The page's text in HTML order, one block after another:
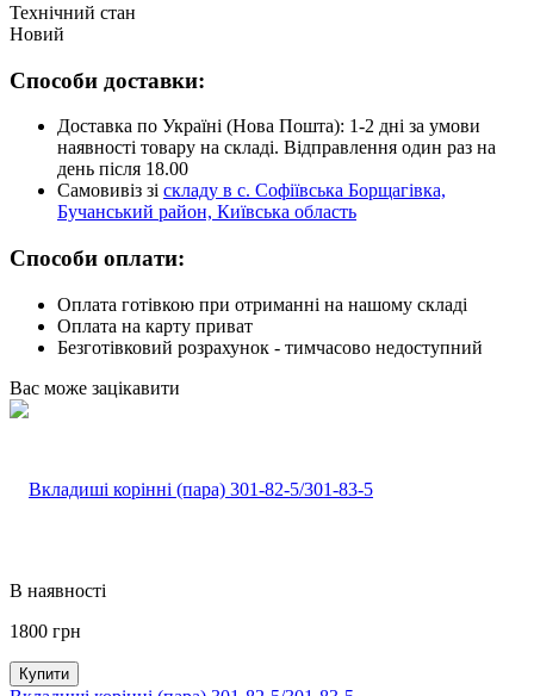
Технічний стан
Новий
Способи доставки:
Доставка по Україні (Нова Пошта): 1-2 дні за умови
наявності товару на складі. Відправлення один раз на
день після 18.00
Самовивіз зі складу в с. Софіївська Борщагівка,
Бучанський район, Київська область
Способи оплати:
Оплата готівкою при отриманні на нашому складі
Оплата на карту приват
Безготівковий розрахунок - тимчасово недоступний
Вас може зацікавити
В наявності
1800 грн
Купити